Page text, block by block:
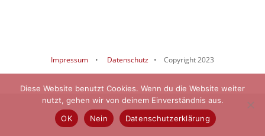
Impressum • Datenschutz • Copyright 2023
Diese Website benutzt Cookies. Wenn du die Website weiter
nutzt, gehen wir von deinem Einverständnis aus.
OK
Nein Datenschutzerklärung